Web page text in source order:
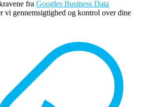
fra Googles Business Data
vi gennemsigtighed og kontrol over dine